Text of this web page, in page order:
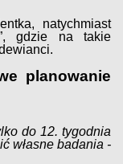
natychmiast
gdzie na takie
planowanie
do 12. tygodnia
własne badania -